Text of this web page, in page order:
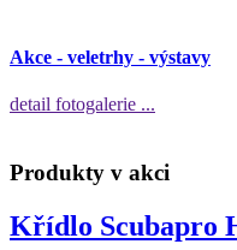
Akce - veletrhy - výstavy
detail fotogalerie ...
Produkty v akci
Křídlo Scubapro